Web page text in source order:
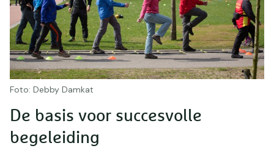
De basis voor succesvolle
begeleiding
Foto: Debby Damkat